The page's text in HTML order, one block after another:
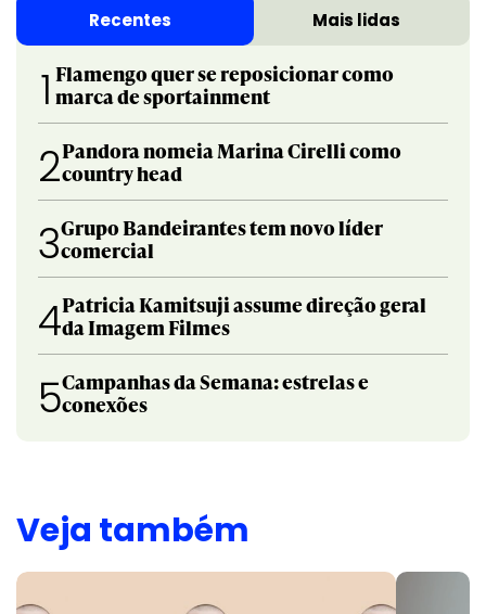
Recentes Mais lidas
1 Flamengo quer se reposicionar como
marca de sportainment
2Pandora nomeia Marina Cirelli como
country head
3Grupo Bandeirantes tem novo líder
comercial
4Patricia Kamitsuji assume direção geral
da Imagem Filmes
5Campanhas da Semana: estrelas e
conexões
Veja também